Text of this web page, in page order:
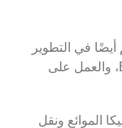
في التطوير
الشامل لأنشطة ميكانيكا الموائع في EOLIOS، والعمل على
+ 5) في ميكانيكا الموائع ونقل